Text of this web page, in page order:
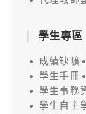
學生專區
成績缺曠
學生手冊
學生事務
學生自主